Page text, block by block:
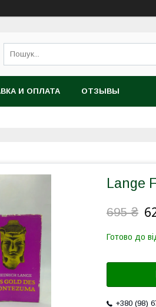
И ОПЛАТА ОТЗЫВЫ
Lange
695 ₴
Готово до
+380 (98)